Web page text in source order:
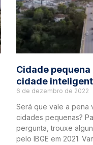
Cidade pequena
cidade
6 de dezembro de 2022
Será que vale a pena
cidades pequenas?
pergunta, trouxe
pelo IBGE em 2021.